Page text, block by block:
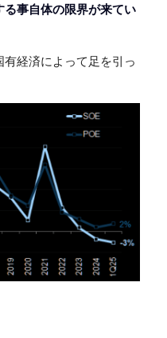
事自体の限界が来てい
経済によって足を引っ